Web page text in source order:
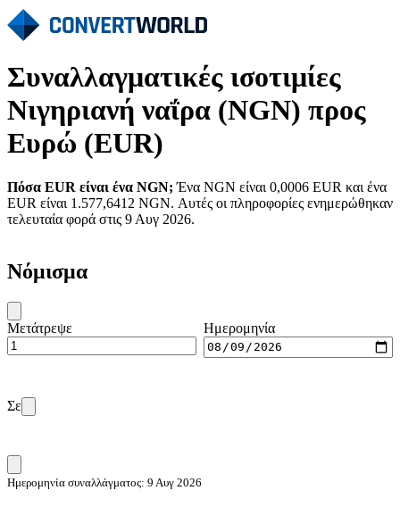
Συναλλαγματικές ισοτιμίες
Νιγηριανή ναΐρα (NGN) προς
Ευρώ (EUR)
Πόσα EUR είναι ένα NGN; Ένα NGN είναι 0,0006 EUR και ένα
EUR είναι 1.577,6412 NGN. Αυτές οι πληροφορίες ενημερώθηκαν
τελευταία φορά στις 9 Αυγ 2026.
Νόμισμα
Μετάτρεψε Ημερομηνία
Σε
Ημερομηνία συναλλάγματος: 9 Αυγ 2026